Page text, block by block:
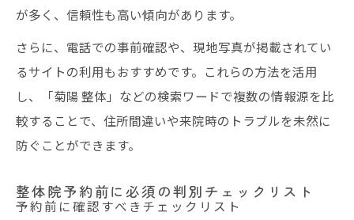
が多く、信頼性も高い傾向があります。
さらに、電話での事前確認や、現地写真が掲載されてい
るサイトの利用もおすすめです。これらの方法を活用
し、「菊陽 整体」などの検索ワードで複数の情報源を比
較することで、住所間違いや来院時のトラブルを未然に
防ぐことができます。
整体院予約前に必須の判別チェックリスト
予約前に確認すべきチェックリスト